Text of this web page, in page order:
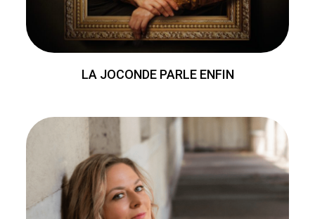
LA JOCONDE PARLE ENFIN